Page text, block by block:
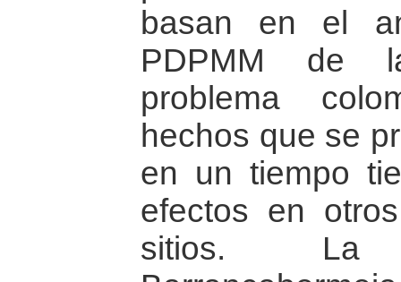
basan en el
PDPMM de
problema
hechos que se
en un tiempo
efectos en
sitios. La